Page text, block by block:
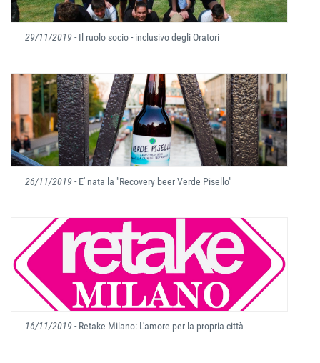
29/11/2019- Il ruolo socio - inclusivo degli Oratori
26/11/2019- E' nata la "Recovery beer Verde Pisello"
16/11/2019- Retake Milano: L'amore per la propria città